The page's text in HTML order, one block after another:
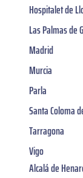
Hospitalet de
Las Palmas de
Madrid
Murcia
Parla
Santa Coloma
Tarragona
Vigo
Alcalá de